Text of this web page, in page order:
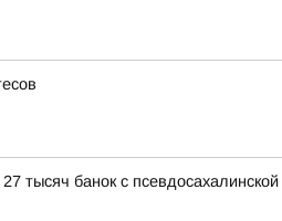
тысяч банок с